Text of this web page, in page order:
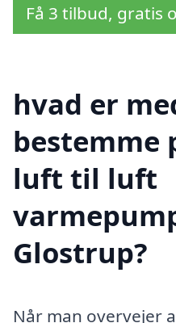
Få 3 tilbud, gratis
hvad er
bestemme
luft til luft
Glostrup?
Når man overvejer